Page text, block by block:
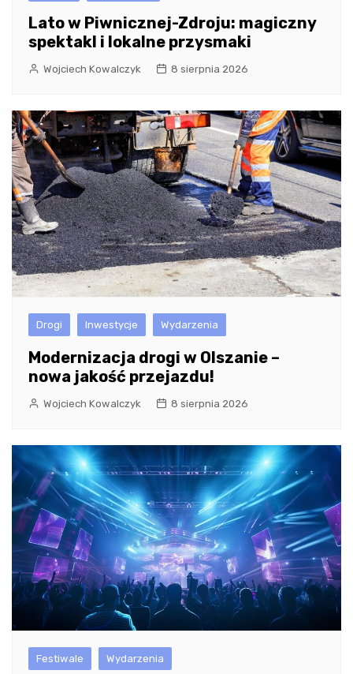
Lato w Piwnicznej-Zdroju: magiczny
spektakl i lokalne przysmaki
Wojciech Kowalczyk 8 sierpnia 2026
Drogi Inwestycje Wydarzenia
Modernizacja drogi w Olszanie –
nowa jakość przejazdu!
Wojciech Kowalczyk 8 sierpnia 2026
Festiwale Wydarzenia